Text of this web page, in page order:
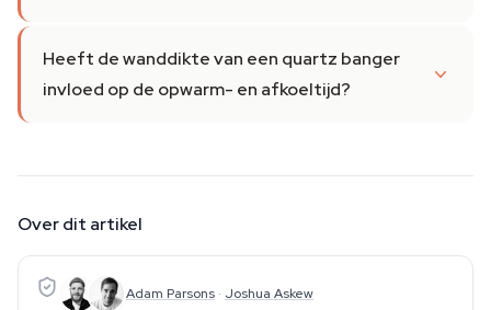
Heeft de wanddikte van een quartz banger
invloed op de opwarm- en afkoeltijd?
Over dit artikel
Adam Parsons · Joshua Askew